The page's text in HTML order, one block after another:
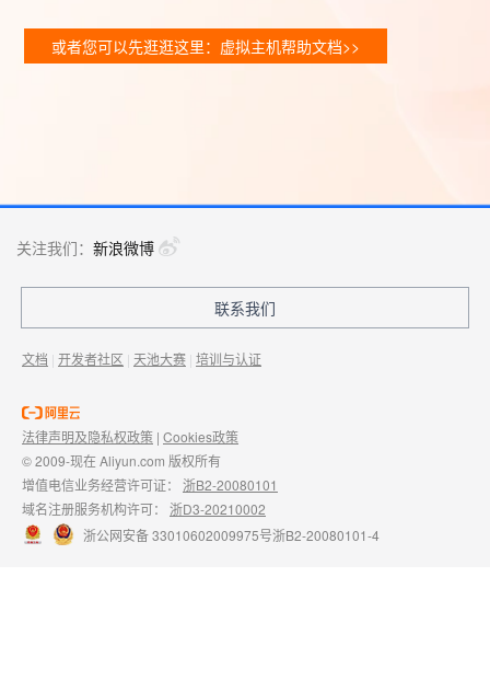
或者您可以先逛逛这里：虚拟主机帮助文档>>